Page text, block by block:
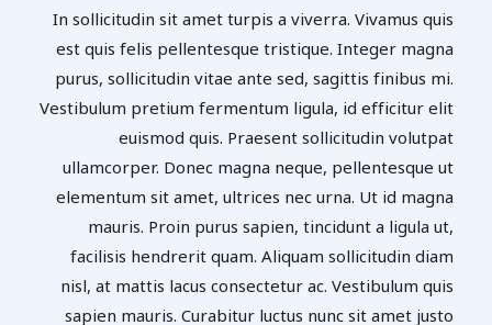
In sollicitudin sit amet turpis a viverra. Vivamus quis
est quis felis pellentesque tristique. Integer magna
purus, sollicitudin vitae ante sed, sagittis finibus mi.
Vestibulum pretium fermentum ligula, id efficitur elit
euismod quis. Praesent sollicitudin volutpat
ullamcorper. Donec magna neque, pellentesque ut
elementum sit amet, ultrices nec urna. Ut id magna
mauris. Proin purus sapien, tincidunt a ligula ut,
facilisis hendrerit quam. Aliquam sollicitudin diam
nisl, at mattis lacus consectetur ac. Vestibulum quis
sapien mauris. Curabitur luctus nunc sit amet justo